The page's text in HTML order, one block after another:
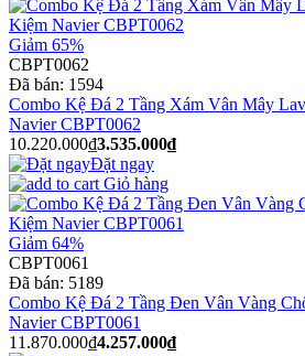
Giảm 65%
CBPT0062
Đã bán: 1594
Combo Kệ Đá 2 Tầng Xám Vân Mây
Navier CBPT0062
10.220.000₫3.535.000₫
Đặt ngay
Giỏ hàng
Giảm 64%
CBPT0061
Đã bán: 5189
Combo Kệ Đá 2 Tầng Đen Vân Vàng
Navier CBPT0061
11.870.000₫4.257.000₫